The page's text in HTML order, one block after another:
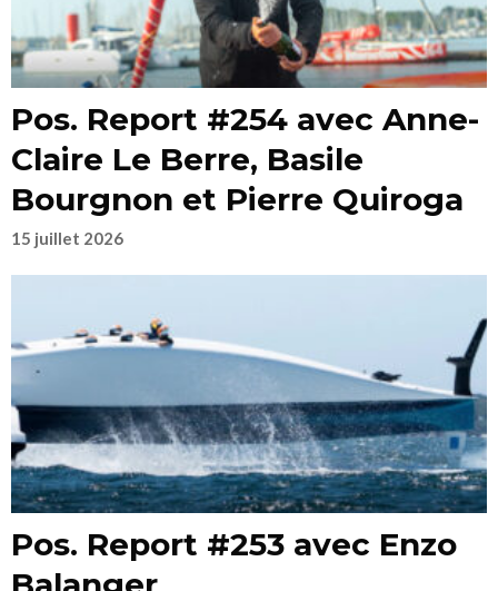
Pos. Report #254 avec Anne-
Claire Le Berre, Basile
Bourgnon et Pierre Quiroga
15 juillet 2026
Pos. Report #253 avec Enzo